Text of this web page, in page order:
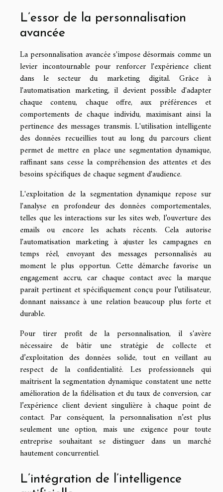
L’essor de la personnalisation
avancée
La personnalisation avancée s'impose désormais comme un
levier incontournable pour renforcer l'expérience client
dans le secteur du marketing digital. Grâce à
l'automatisation marketing, il devient possible d'adapter
chaque contenu, chaque offre, aux préférences et
comportements de chaque individu, maximisant ainsi la
pertinence des messages transmis. L'utilisation intelligente
des données recueillies tout au long du parcours client
permet de mettre en place une segmentation dynamique,
raffinant sans cesse la compréhension des attentes et des
besoins spécifiques de chaque segment d'audience.
L'exploitation de la segmentation dynamique repose sur
l'analyse en profondeur des données comportementales,
telles que les interactions sur les sites web, l’ouverture des
emails ou encore les achats récents. Cela autorise
l'automatisation marketing à ajuster les campagnes en
temps réel, envoyant des messages personnalisés au
moment le plus opportun. Cette démarche favorise un
engagement accru, car chaque contact avec la marque
paraît pertinent et spécifiquement conçu pour l’utilisateur,
donnant naissance à une relation beaucoup plus forte et
durable.
Pour tirer profit de la personnalisation, il s'avère
nécessaire de bâtir une stratégie de collecte et
d’exploitation des données solide, tout en veillant au
respect de la confidentialité. Les professionnels qui
maîtrisent la segmentation dynamique constatent une nette
amélioration de la fidélisation et du taux de conversion, car
l’expérience client devient singulière à chaque point de
contact. Par conséquent, la personnalisation n’est plus
seulement une option, mais une exigence pour toute
entreprise souhaitant se distinguer dans un marché
hautement concurrentiel.
L’intégration de l’intelligence